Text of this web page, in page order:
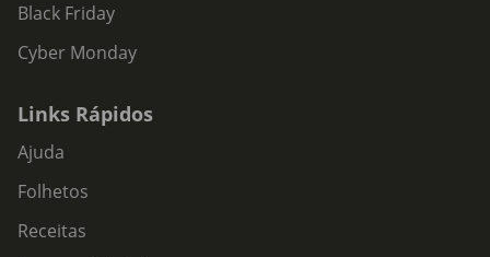
Black Friday
Cyber Monday
Links Rápidos
Ajuda
Folhetos
Receitas